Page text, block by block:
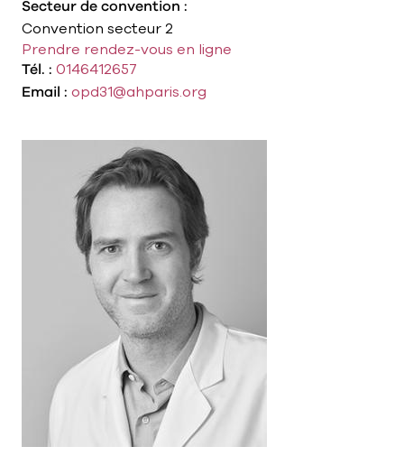
Secteur de convention :
Convention secteur 2
Prendre rendez-vous en ligne
Tél. : 0146412657
Email : opd31@ahparis.org